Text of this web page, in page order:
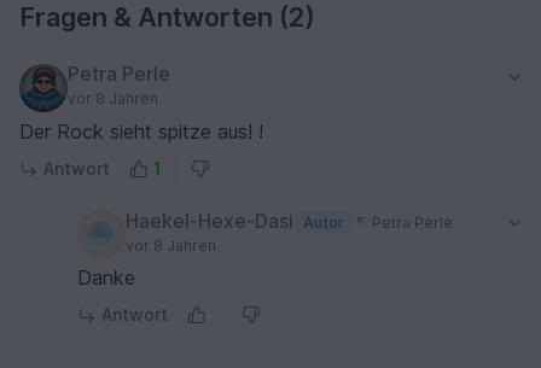
Fragen & Antworten (2)
Petra Perle
vor 8 Jahren
Der Rock sieht spitze aus! !
Antwort 1
Haekel-Hexe-Dasi Autor
Petra Perle
vor 8 Jahren
Danke
Antwort